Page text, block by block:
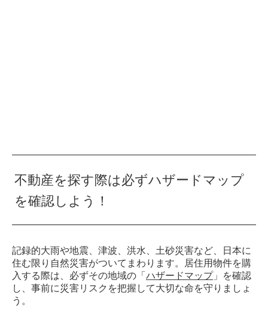
不動産を探す際は必ずハザードマップ
を確認しよう！
記録的大雨や地震、津波、洪水、土砂災害など、日本に
住む限り自然災害がついてまわります。居住用物件を購
入する際は、必ずその地域の「 ハザードマップ」を確認
し、事前に災害リスクを把握して大切な命を守りましょ
う。